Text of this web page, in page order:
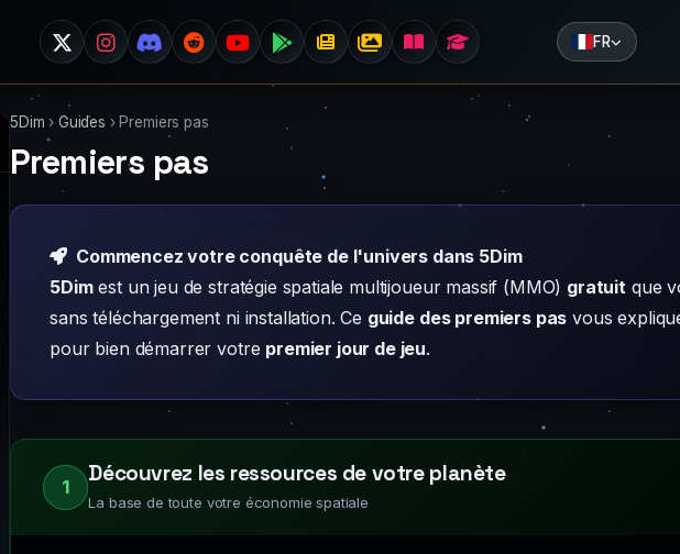
FR
5Dim › Guides › Premiers pas
Premiers pas
Commencez votre conquête de l'univers dans 5Dim
5Dimest un jeu de stratégie spatiale multijoueur massif (MMO) gratuit que
sans téléchargement ni installation. Ce guide des premiers pas vous
pour bien démarrer votre premier jour de jeu.
1
Découvrez les ressources de votre planète
La base de toute votre économie spatiale